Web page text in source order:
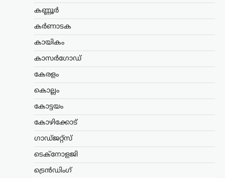
കണ്ണൂർ
കർണാടക
കായികം
കാസർഗോഡ്
കേരളം
കൊല്ലം
കോട്ടയം
കോഴിക്കോട്
ഗാഡ്ജറ്റ്സ്
ടെക്നോളജി
ട്രെൻഡിംഗ്
പദവികൾ എനിക്ക്
നിർബന്ധമല്ല: ധർമേന്ദ്ര
ഡൽഹിയിലെ വിദ്യാർത്ഥി സമരത്തെ
തുടർന്ന് കേന്ദ്ര വിദ്യാഭ്യാസമന്ത്രി സ്ഥാനം
വിശദീകരണവുമായി മുൻ കേന്ദ്രമന്ത്രി
വിഷയത്തിൽ…
ട്രെൻഡിംഗ്
സി.ജെ.പി വിദ്യാർഥി സമര
റീലുകൾ
അപ്രത്യക്ഷമാകുന്നു;